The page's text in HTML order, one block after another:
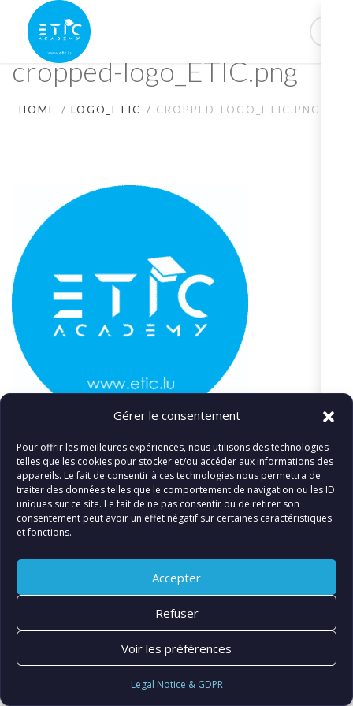
Gérer le consentement
Pour offrir les meilleures expériences, nous utilisons des technologies
telles que les cookies pour stocker et/ou accéder aux informations des
appareils. Le fait de consentir à ces technologies nous permettra de
traiter des données telles que le comportement de navigation ou les ID
uniques sur ce site. Le fait de ne pas consentir ou de retirer son
consentement peut avoir un effet négatif sur certaines caractéristiques
et fonctions.
Accepter
Refuser
Voir les préférences
Legal Notice & GDPR
cropped-logo_ETIC.png
HOME LOGO_ETIC CROPPED-LOGO_ETIC.PNG
https://etic.lu/wp-content/uploads/2020/11/cropped-
logo_ETIC.png
© FIATLUX INTERNATIONAL SARL